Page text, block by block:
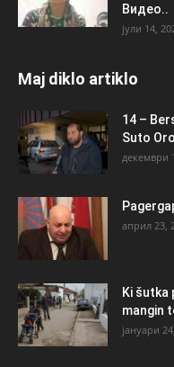
Видео..
јули 14,
Maj diklo artiklo
14 –
Suto
декември
април 23,
Ki šutka
mangin
јануари